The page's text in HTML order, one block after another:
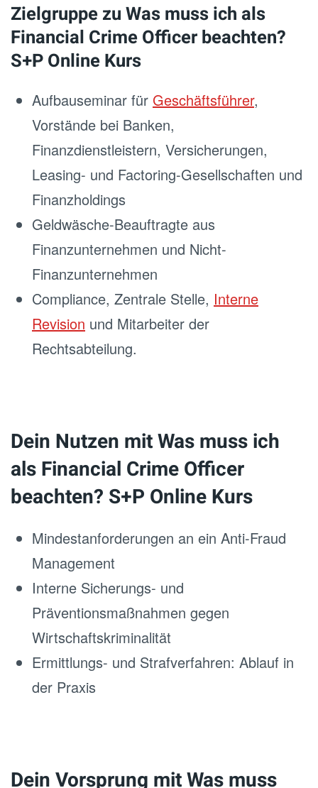
Zielgruppe zu Was muss ich als
Financial Crime Officer beachten?
S+P Online Kurs
Aufbauseminar für Geschäftsführer,
Vorstände bei Banken,
Finanzdienstleistern, Versicherungen,
Leasing- und Factoring-Gesellschaften und
Finanzholdings
Geldwäsche-Beauftragte aus
Finanzunternehmen und Nicht-
Finanzunternehmen
Compliance, Zentrale Stelle, Interne
Revision und Mitarbeiter der
Rechtsabteilung.
Dein Nutzen mit Was muss ich
als Financial Crime Officer
beachten? S+P Online Kurs
Mindestanforderungen an ein Anti-Fraud
Management
Interne Sicherungs- und
Präventionsmaßnahmen gegen
Wirtschaftskriminalität
Ermittlungs- und Strafverfahren: Ablauf in
der Praxis
Dein Vorsprung mit Was muss